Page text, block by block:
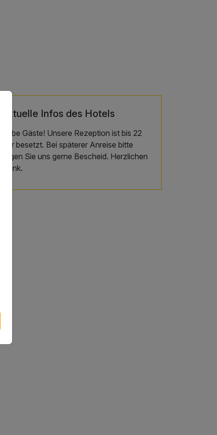
Aktuelle Infos des Hotels
Liebe Gäste! Unsere Rezeption ist bis 22
Uhr besetzt. Bei späterer Anreise bitte
sagen Sie uns gerne Bescheid. Herzlichen
DAnk.